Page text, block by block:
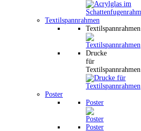
Textilspannrahmen
Textilspannrahmen
Drucke
für
Textilspannrahmen
Poster
Poster
Poster